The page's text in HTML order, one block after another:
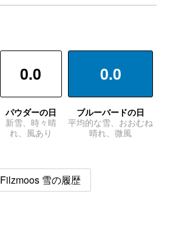
0.0
パウダーの日
新雪、時々晴
れ、風あり
0.0
ブルーバードの日
平均的な雪、おおむね
晴れ、微風
Filzmoos 雪の履歴